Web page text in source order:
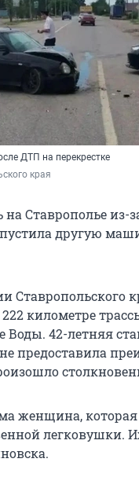
ДТП на перекрестке
края
на Ставрополье
другую
Ставропольского
километре
42-летняя
предоставила
женщина,